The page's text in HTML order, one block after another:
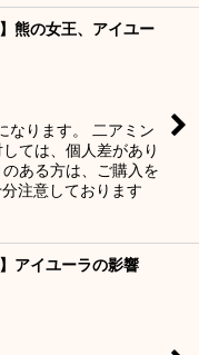
熊の女王、アイユー
なります。 二アミン
ては、個人差があり
ある方は、ご購入を
注意しております
アイユーラの影響